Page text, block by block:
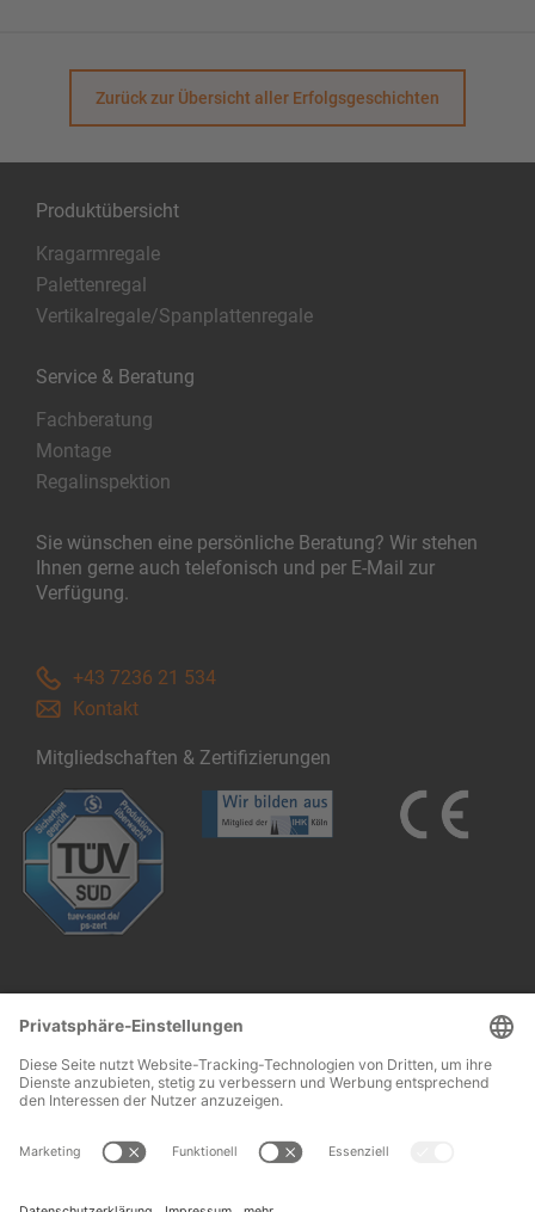
Zurück zur Übersicht aller Erfolgsgeschichten
Produktübersicht
Kragarmregale
Palettenregal
Vertikalregale/Spanplattenregale
Service & Beratung
Fachberatung
Montage
Regalinspektion
Sie wünschen eine persönliche Beratung? Wir stehen
Ihnen gerne auch telefonisch und per E-Mail zur
Verfügung.
+43 7236 21 534
Kontakt
Mitgliedschaften & Zertifizierungen